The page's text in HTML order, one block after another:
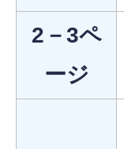
2－3ペ
ージ